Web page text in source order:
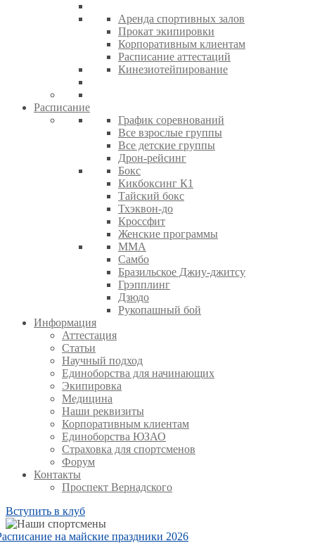
Аренда спортивных залов
Прокат экипировки
Корпоративным клиентам
Расписание аттестаций
Кинезиотейпирование
Расписание
График соревнований
Все взрослые группы
Все детские группы
Дрон-рейсинг
Бокс
Кикбоксинг К1
Тайский бокс
Тхэквон-до
Кроссфит
Женские программы
ММА
Самбо
Бразильское Джиу-джитсу
Грэпплинг
Дзюдо
Рукопашный бой
Информация
Аттестация
Статьи
Научный подход
Единоборства для начинающих
Экипировка
Медицина
Наши реквизиты
Корпоративным клиентам
Единоборства ЮЗАО
Страховка для спортсменов
Форум
Контакты
Проспект Вернадского
Вступить в клуб
на майские праздники 2026